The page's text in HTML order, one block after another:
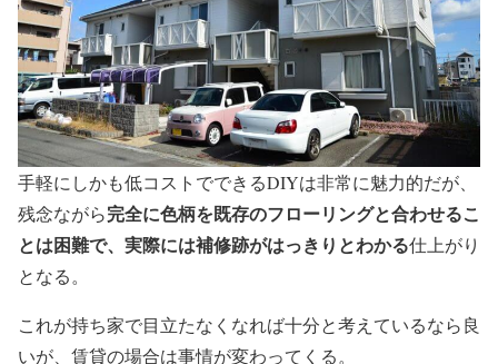
手軽にしかも低コストでできるDIYは非常に魅力的だが、
残念ながら完全に色柄を既存のフローリングと合わせるこ
とは困難で、実際には補修跡がはっきりとわかる仕上がり
となる。
これが持ち家で目立たなくなれば十分と考えているなら良
いが、賃貸の場合は事情が変わってくる。